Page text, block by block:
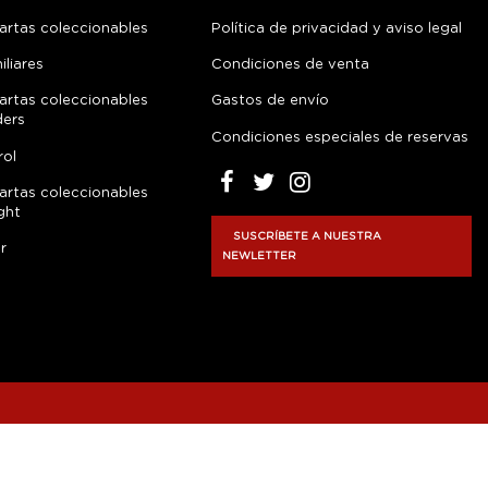
coleccionables
coleccionables
coleccionables
Política de privacidad y aviso legal
Condiciones de venta
Gastos de envío
Condiciones especiales de reservas
SUSCRÍBETE A NUESTRA
NEWLETTER